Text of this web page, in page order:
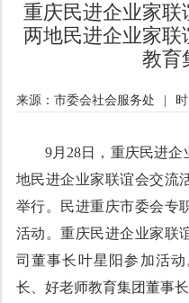
重庆民进企业家联
两地民进企业家联
教育
来源：市委会社会服务处
9月28日，重庆民进
地民进企业家联谊会交流
举行。民进重庆市委会专
活动。重庆民进企业家联
司董事长叶星阳参加活
长、好老师教育集团董事